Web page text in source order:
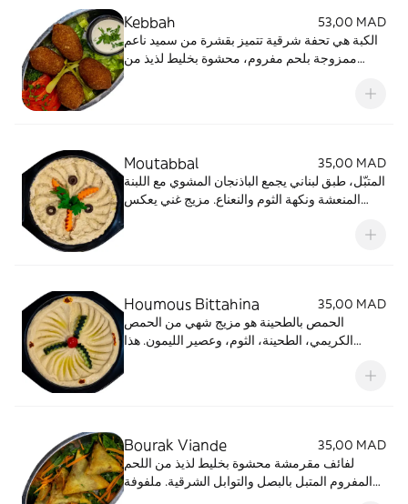
Kebbah
53,00 MAD
الكبة هي تحفة شرقية تتميز بقشرة من سميد ناعم
ممزوجة بلحم مفروم، محشوة بخليط لذيذ من
Moutabbal
35,00 MAD
المتبّل، طبق لبناني يجمع الباذنجان المشوي مع اللبنة
المنعشة ونكهة الثوم والنعناع. مزيج غني يعكس
Houmous Bittahina
35,00 MAD
الحمص بالطحينة هو مزيج شهي من الحمص
الكريمي، الطحينة، الثوم، وعصير الليمون. هذا
Bourak Viande
35,00 MAD
لفائف مقرمشة محشوة بخليط لذيذ من اللحم
المفروم المتبل بالبصل والتوابل الشرقية. ملفوفة